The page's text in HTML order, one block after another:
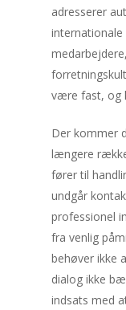
adresserer
internationale
være fast, og
Der kommer
længere
fører til
undgår
professionel
fra venlig
behøver ikke
dialog ikke
indsats med